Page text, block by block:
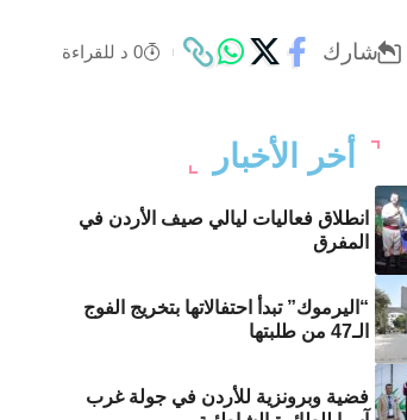
شارك 0 د للقراءة
أخر الأخبار
انطلاق فعاليات ليالي صيف الأردن في
المفرق
“اليرموك” تبدأ احتفالاتها بتخريج الفوج
الـ47 من طلبتها
فضية وبرونزية للأردن في جولة غرب